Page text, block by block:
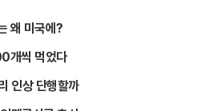
왜 미국에?
개씩 먹었다
인상 단행할까